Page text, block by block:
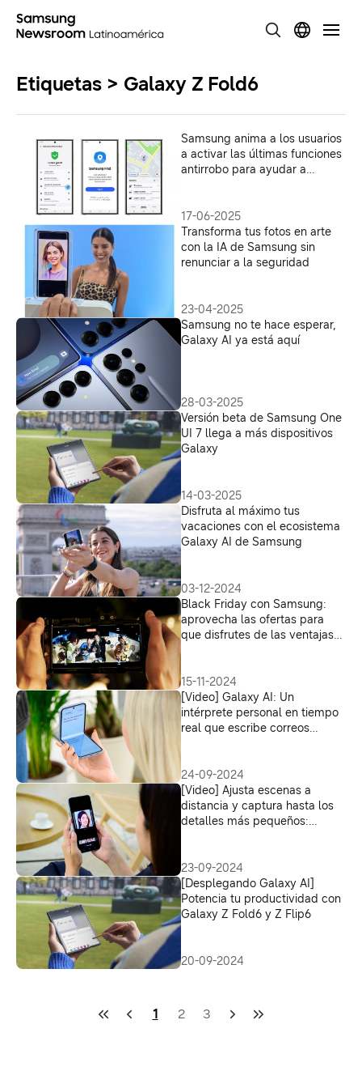
Etiquetas > Galaxy Z Fold6
Samsung anima a los usuarios
a activar las últimas funciones
antirrobo para ayudar a
17-06-2025
Transforma tus fotos en arte
con la IA de Samsung sin
renunciar a la seguridad
23-04-2025
Samsung no te hace esperar,
Galaxy AI ya está aquí
28-03-2025
Versión beta de Samsung One
UI 7 llega a más dispositivos
Galaxy
14-03-2025
Disfruta al máximo tus
vacaciones con el ecosistema
Galaxy AI de Samsung
03-12-2024
Black Friday con Samsung:
aprovecha las ofertas para
que disfrutes de las ventajas
15-11-2024
[Video] Galaxy AI: Un
intérprete personal en tiempo
real que escribe correos
formas de comunicarse
24-09-2024
[Video] Ajusta escenas a
distancia y captura hasta los
detalles más pequeños:
23-09-2024
[Desplegando Galaxy AI]
Potencia tu productividad con
Galaxy Z Fold6 y Z Flip6
20-09-2024
1 2 3